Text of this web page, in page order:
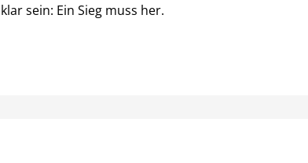
sein: Ein Sieg muss her.